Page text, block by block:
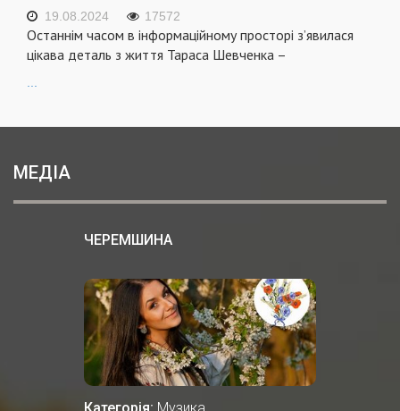
19.08.2024 17572
Останнім часом в інформаційному просторі з’явилася
цікава деталь з життя Тараса Шевченка –
МЕДІА
ЧЕРЕМШИНА